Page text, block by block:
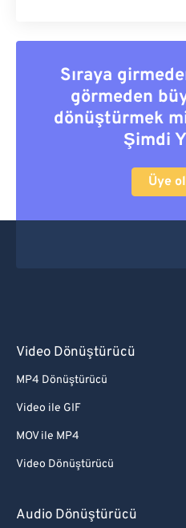
Sıraya
görmeden
dönüştürmek
Şimdi
Üye
Video Dönüştürücü
MP4 Dönüştürücü
Video ile GIF
MOV ile MP4
Video Dönüştürücü
Audio Dönüştürücü